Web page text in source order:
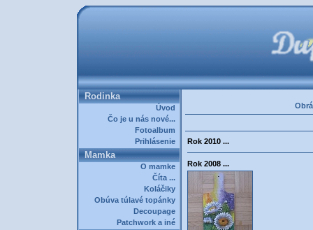
Rodinka
Úvod
Čo je u nás nové...
Fotoalbum
Prihlásenie
Mamka
O mamke
Číta ...
Koláčiky
Obúva túlavé topánky
Decoupage
Patchwork a iné
Rok 2010 ...
Rok 2008 ...